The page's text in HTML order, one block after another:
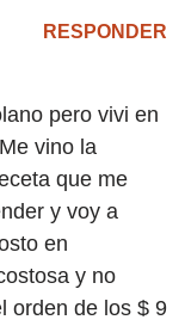
RESPONDER
pero vivi en
vino la
que me
y voy a
en
y no
orden de los $ 9